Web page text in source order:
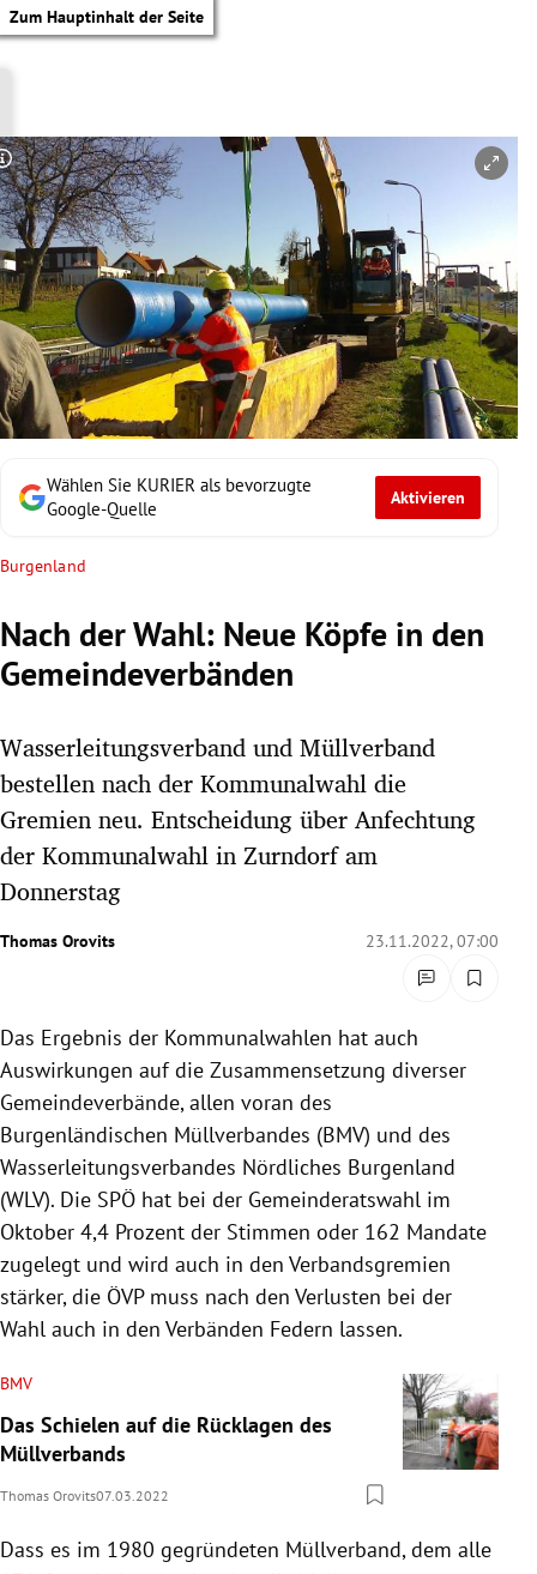
Zum Hauptinhalt der Seite
Untermenü
Untermenü
Untermenü
Untermenü
Untermenü
Untermenü
Untermenü
Untermenü
Wählen Sie KURIER als bevorzugte
Google-Quelle
Aktivieren
Burgenland
Nach der Wahl: Neue Köpfe in den
Gemeindeverbänden
Wasserleitungsverband und Müllverband
bestellen nach der Kommunalwahl die
Gremien neu. Entscheidung über Anfechtung
der Kommunalwahl in Zurndorf am
Donnerstag
Thomas Orovits 23.11.2022, 07:00
Copyright-Hinweis öffnen/schließen
Das Ergebnis der Kommunalwahlen hat auch
Auswirkungen auf die Zusammensetzung diverser
Gemeindeverbände, allen voran des
Burgenländischen Müllverbandes (BMV) und des
Wasserleitungsverbandes Nördliches Burgenland
(WLV). Die SPÖ hat bei der Gemeinderatswahl im
Oktober 4,4 Prozent der Stimmen oder 162 Mandate
zugelegt und wird auch in den Verbandsgremien
stärker, die ÖVP muss nach den Verlusten bei der
Wahl auch in den Verbänden Federn lassen.
BMV
Das Schielen auf die Rücklagen des
Müllverbands
Thomas Orovits07.03.2022
Dass es im 1980 gegründeten Müllverband, dem alle